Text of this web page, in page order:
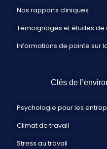
Nos rapports cliniques
Témoignages et études de
Informations de pointe sur
Clés de
Psychologie pour les
Climat de travail
Stress au travail